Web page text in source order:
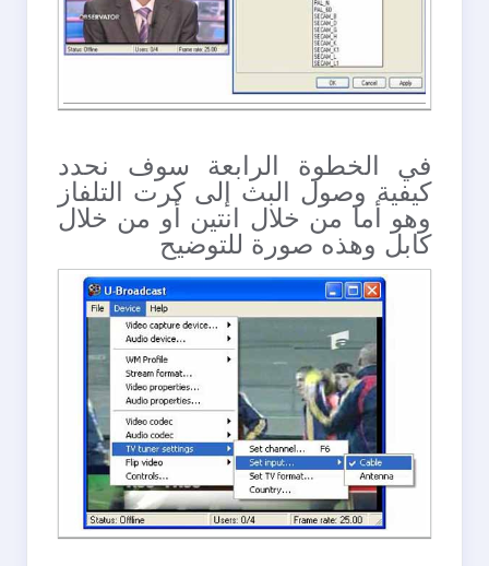
في الخطوة الرابعة سوف نحدد
كيفية وصول البث إلى كرت التلفاز
وهو أما من خلال انتين أو من خلال
كابل وهذه صورة للتوضيح